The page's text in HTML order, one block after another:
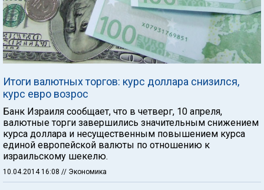
Итоги валютных торгов: курс доллара снизился,
курс евро возрос
Банк Израиля сообщает, что в четверг, 10 апреля,
валютные торги завершились значительным снижением
курса доллара и несущественным повышением курса
единой европейской валюты по отношению к
израильскому шекелю.
10.04.2014 16:08 // Экономика